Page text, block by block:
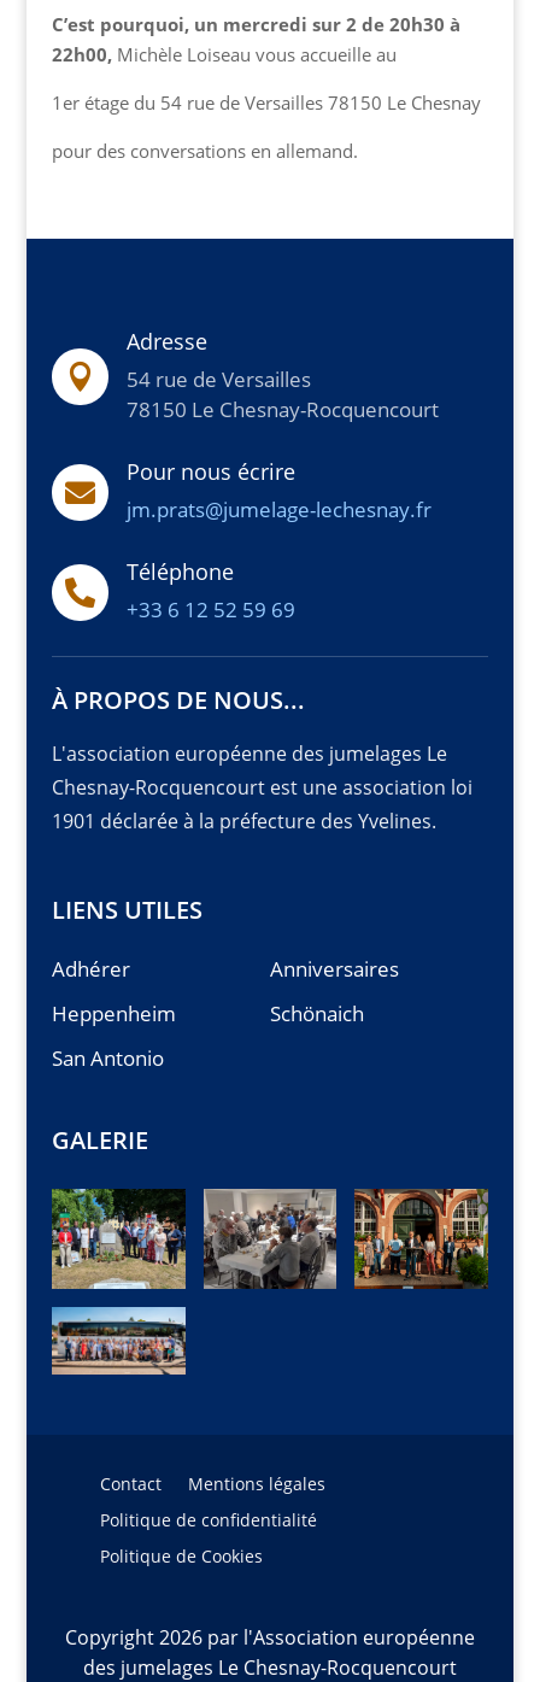
C’est pourquoi, un mercredi sur 2 de 20h30 à
22h00,Michèle Loiseau vous accueille au
1er étage du 54 rue de Versailles 78150 Le Chesnay
pour des conversations en allemand.

Adresse
54 rue de Versailles
78150 Le Chesnay-Rocquencourt

Pour nous écrire
jm.prats@jumelage-lechesnay.fr

Téléphone
+33 6 12 52 59 69
À PROPOS DE NOUS...
L'association européenne des jumelages Le
Chesnay-Rocquencourt est une association loi
1901 déclarée à la préfecture des Yvelines.
LIENS UTILES
Adhérer
Anniversaires
Heppenheim
Schönaich
San Antonio
GALERIE
Contact
Mentions légales
Politique de confidentialité
Politique de Cookies
Copyright 2026 par l'Association européenne
des jumelages Le Chesnay-Rocquencourt